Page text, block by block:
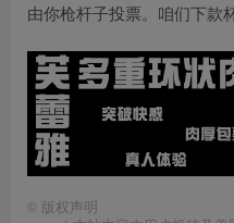
由你枪杆子投票。咱们下款
© 版权声明